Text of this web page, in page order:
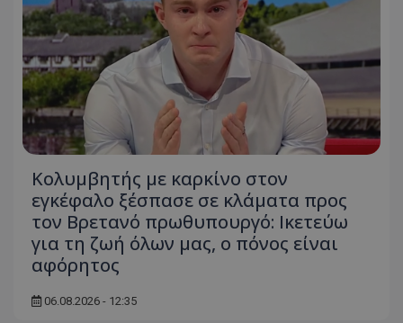
Κολυμβητής με καρκίνο στον
εγκέφαλο ξέσπασε σε κλάματα προς
τον Βρετανό πρωθυπουργό: Ικετεύω
για τη ζωή όλων μας, ο πόνος είναι
αφόρητος
06.08.2026 - 12:35